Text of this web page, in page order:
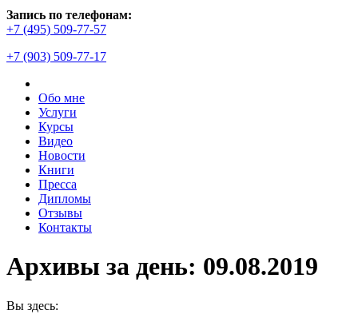
Запись по телефонам:
+7 (495) 509-77-57
+7 (903) 509-77-17
Обо мне
Услуги
Курсы
Видео
Новости
Книги
Пресса
Дипломы
Отзывы
Контакты
Архивы за день: 09.08.2019
Вы здесь: